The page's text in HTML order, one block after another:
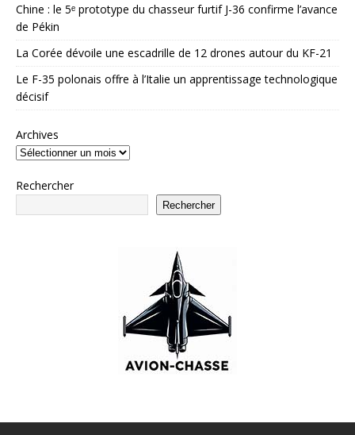
Chine : le 5ᵉ prototype du chasseur furtif J-36 confirme l’avance
de Pékin
La Corée dévoile une escadrille de 12 drones autour du KF-21
Le F-35 polonais offre à l’Italie un apprentissage technologique
décisif
Archives
Rechercher
Rechercher